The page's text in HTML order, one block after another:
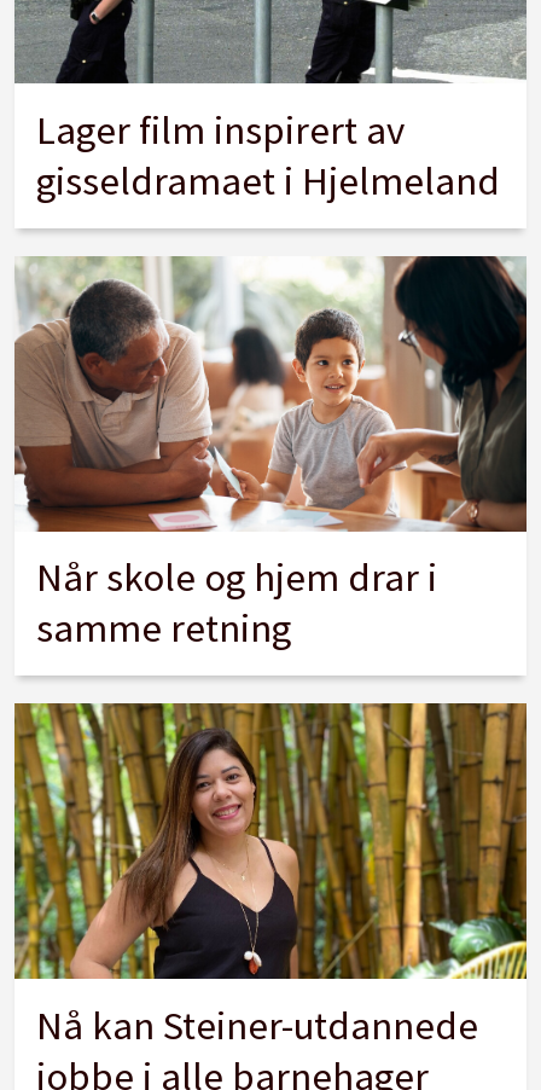
Lager film inspirert av
gisseldramaet i Hjelmeland
Når skole og hjem drar i
samme retning
Nå kan Steiner-utdannede
jobbe i alle barnehager